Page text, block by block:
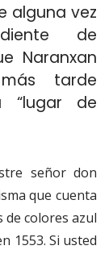
alguna vez
de
Naranxan
tarde
“lugar de
señor don
que cuenta
de colores azul
1553. Si usted